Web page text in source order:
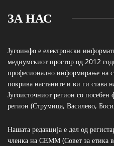
ЗА НАС
Југоинфо е електронски
медиумскиот простор од 2012
професионално информирање на
покрива настаните и ви ги става
Југоисточниот регион со
регион (Струмица, Василево,
Нашата редакција е дел од
членка на СЕММ (Совет за етика